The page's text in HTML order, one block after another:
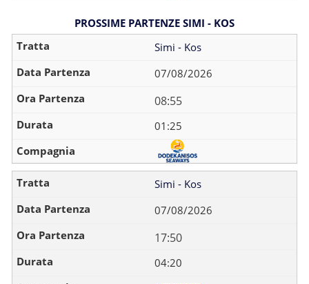
PROSSIME PARTENZE SIMI - KOS
Simi - Kos
07/08/2026
08:55
01:25
Simi - Kos
07/08/2026
17:50
04:20